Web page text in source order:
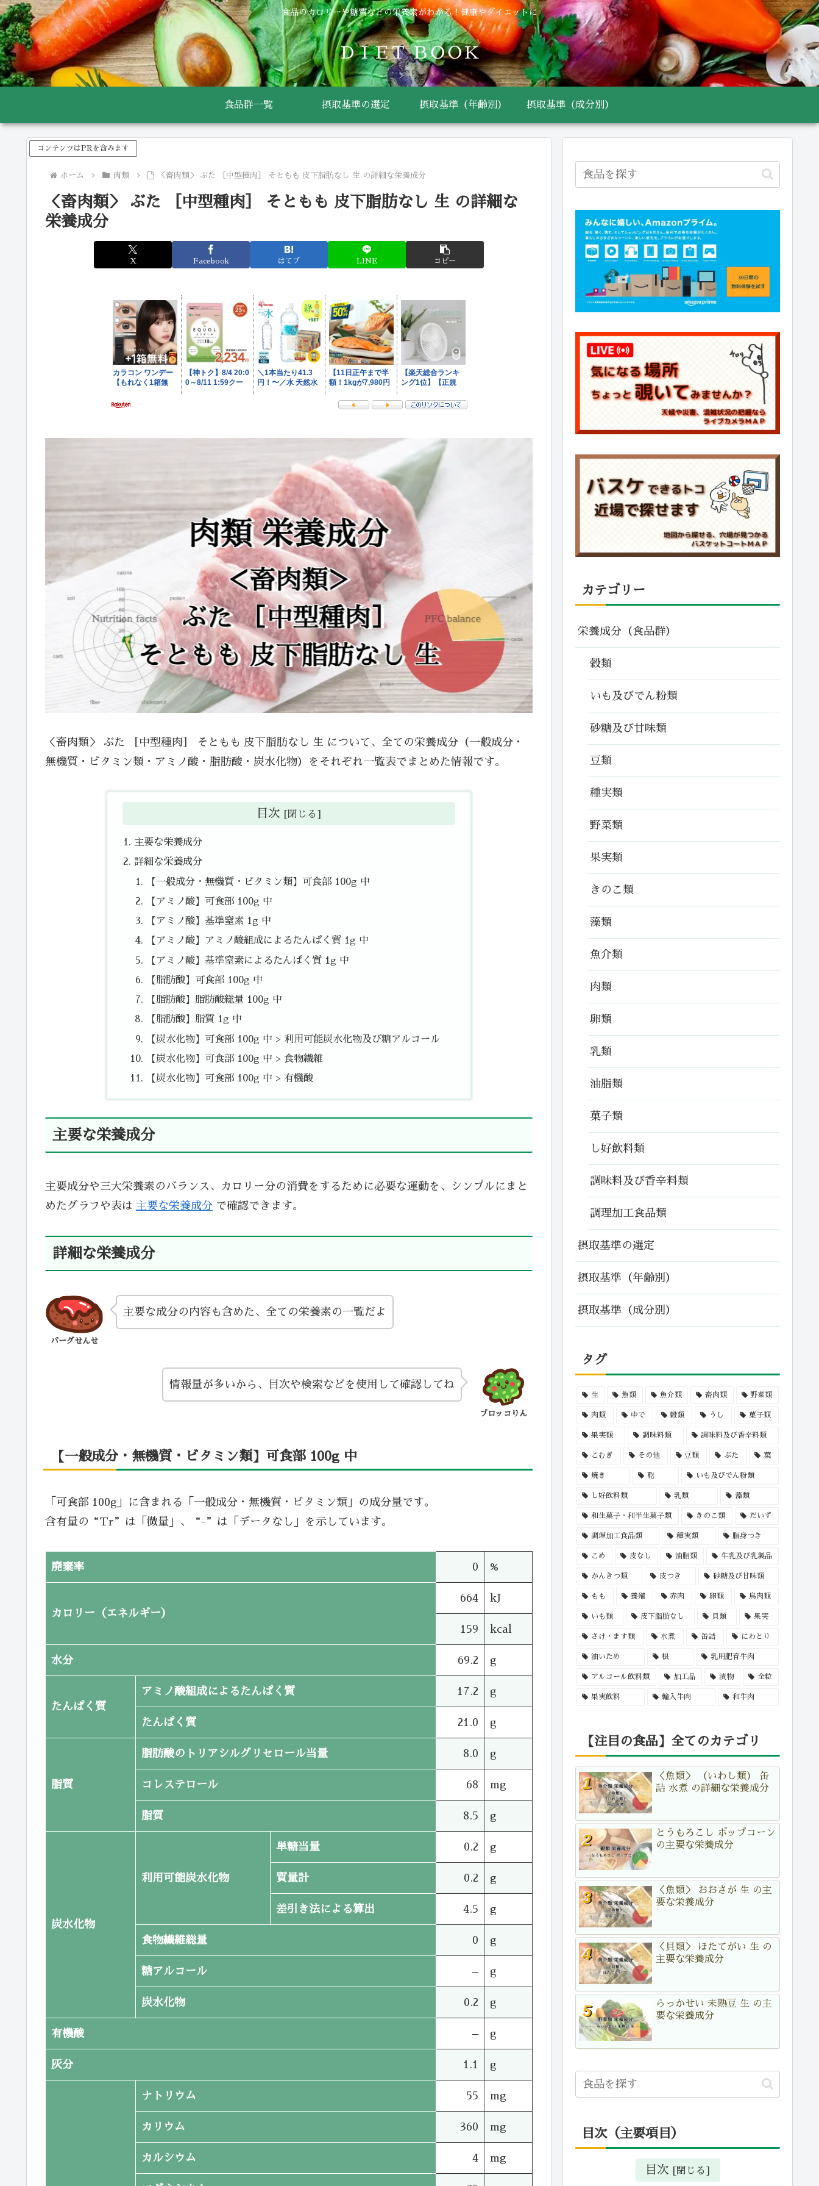
食品のカロリーや糖質などの栄養素がわかる！健康やダイエットに
ＤＩＥＴ ＢＯＯＫ
食品群一覧 摂取基準の選定 摂取基準（年齢別） 摂取基準（成分別）
コンテンツはPRを含みます
ホーム 肉類 ＜畜肉類＞ ぶた ［中型種肉］ そともも 皮下脂肪なし 生 の詳細な栄養成分
＜畜肉類＞ ぶた ［中型種肉］ そともも 皮下脂肪なし 生 の詳細な
栄養成分
X Facebook はてブ LINE コピー
＜畜肉類＞ ぶた ［中型種肉］ そともも 皮下脂肪なし 生 について、全ての栄養成分（一般成分・
無機質・ビタミン類・アミノ酸・脂肪酸・炭水化物）をそれぞれ一覧表でまとめた情報です。
目次
主要な栄養成分
詳細な栄養成分
【一般成分・無機質・ビタミン類】可食部 100g 中
【アミノ酸】可食部 100g 中
【アミノ酸】基準窒素 1g 中
【アミノ酸】アミノ酸組成によるたんぱく質 1g 中
【アミノ酸】基準窒素によるたんぱく質 1g 中
【脂肪酸】可食部 100g 中
【脂肪酸】脂肪酸総量 100g 中
【脂肪酸】脂質 1g 中
【炭水化物】可食部 100g 中 > 利用可能炭水化物及び糖アルコール
【炭水化物】可食部 100g 中 > 食物繊維
【炭水化物】可食部 100g 中 > 有機酸
主要な栄養成分
主要成分や三大栄養素のバランス、カロリー分の消費をするために必要な運動を、シンプルにまと
めたグラフや表は 主要な栄養成分 で確認できます。
詳細な栄養成分
バーグせんせ
主要な成分の内容も含めた、全ての栄養素の一覧だよ
ブロッコりん
情報量が多いから、目次や検索などを使用して確認してね
【一般成分・無機質・ビタミン類】可食部 100g 中
「可食部 100g」に含まれる「一般成分・無機質・ビタミン類」の成分量です。
含有量の“Tr”は「微量」、“-”は「データなし」を示しています。
廃棄率 0 %
カロリー（エネルギー）
664 kJ
159 kcal
水分 69.2 g
たんぱく質
アミノ酸組成によるたんぱく質 17.2 g
たんぱく質 21.0 g
脂質
脂肪酸のトリアシルグリセロール当量 8.0 g
コレステロール 68 mg
脂質 8.5 g
炭水化物
利用可能炭水化物
単糖当量 0.2 g
質量計 0.2 g
差引き法による算出 4.5 g
食物繊維総量 0 g
糖アルコール – g
炭水化物 0.2 g
有機酸 – g
灰分 1.1 g
ナトリウム 55 mg
カリウム 360 mg
カルシウム 4 mg
カテゴリー
栄養成分（食品群）
穀類
いも及びでん粉類
砂糖及び甘味類
豆類
種実類
野菜類
果実類
きのこ類
藻類
魚介類
肉類
卵類
乳類
油脂類
菓子類
し好飲料類
調味料及び香辛料類
調理加工食品類
摂取基準の選定
摂取基準（年齢別）
摂取基準（成分別）
タグ
生 魚類 魚介類 畜肉類 野菜類
肉類 ゆで 穀類 うし 菓子類
果実類 調味料類 調味料及び香辛料類
こむぎ その他 豆類 ぶた 葉
焼き 乾 いも及びでん粉類
し好飲料類 乳類 藻類
和生菓子・和半生菓子類 きのこ類 だいず
調理加工食品類 種実類 脂身つき
こめ 皮なし 油脂類 牛乳及び乳製品
かんきつ類 皮つき 砂糖及び甘味類
もも 養殖 赤肉 卵類 鳥肉類
いも類 皮下脂肪なし 貝類 果実
さけ・ます類 水煮 缶詰 にわとり
油いため 根 乳用肥育牛肉
アルコール飲料類 加工品 漬物 全粒
果実飲料 輸入牛肉 和牛肉
【注目の食品】全てのカテゴリ
＜魚類＞ （いわし類） 缶
詰 水煮 の詳細な栄養成分
とうもろこし ポップコーン
の主要な栄養成分
＜魚類＞ おおさが 生 の主
要な栄養成分
＜貝類＞ ほたてがい 生 の
主要な栄養成分
らっかせい 未熟豆 生 の主
要な栄養成分
目次（主要項目）
目次